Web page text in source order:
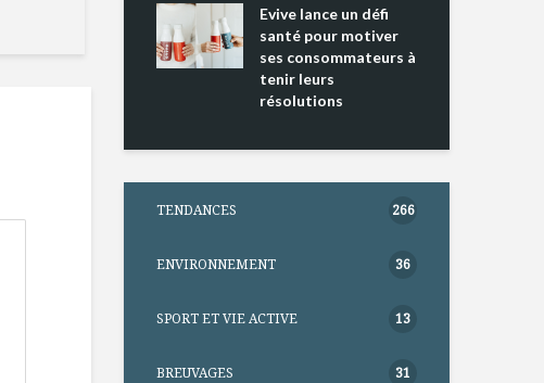
Evive lance un défi
santé pour motiver
ses consommateurs à
tenir leurs
résolutions
TENDANCES 266
ENVIRONNEMENT 36
SPORT ET VIE ACTIVE 13
BREUVAGES 31